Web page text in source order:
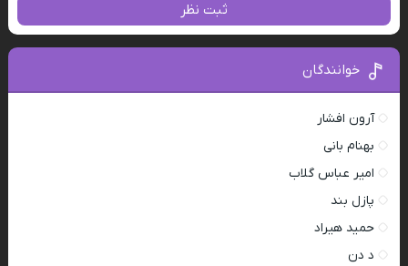
ثبت نظر
خوانندگان
آرون افشار
بهنام بانی
امیر عباس گلاب
پازل بند
حمید هیراد
د دن